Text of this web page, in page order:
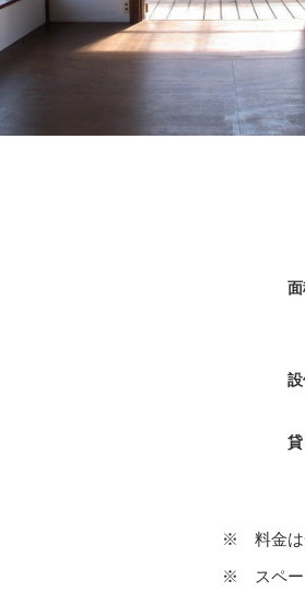
※ 料金は
※ スペー